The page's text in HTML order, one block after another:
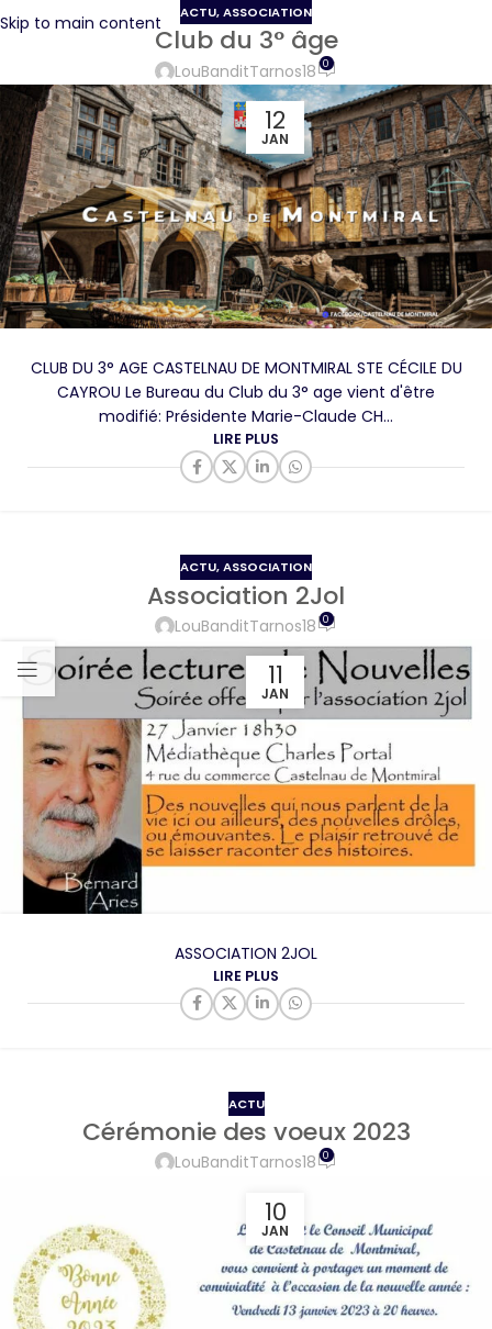
Skip to main content ACTU,ASSOCIATION
Club du 3° âge
LouBanditTarnos18 0
12
JAN
CLUB DU 3° AGE CASTELNAU DE MONTMIRAL STE CÉCILE DU
CAYROU Le Bureau du Club du 3° age vient d'être
modifié: Présidente Marie-Claude CH...
LIRE PLUS
ACTU,ASSOCIATION
Association 2Jol
LouBanditTarnos18 0
11
JAN
ASSOCIATION 2JOL
LIRE PLUS
ACTU
Cérémonie des voeux 2023
LouBanditTarnos18 0
10
JAN